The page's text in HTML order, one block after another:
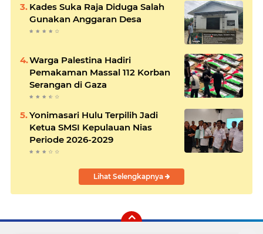
Kades Suka Raja Diduga Salah
Gunakan Anggaran Desa
Warga Palestina Hadiri
Pemakaman Massal 112 Korban
Serangan di Gaza
Yonimasari Hulu Terpilih Jadi
Ketua SMSI Kepulauan Nias
Periode 2026-2029
Lihat Selengkapnya